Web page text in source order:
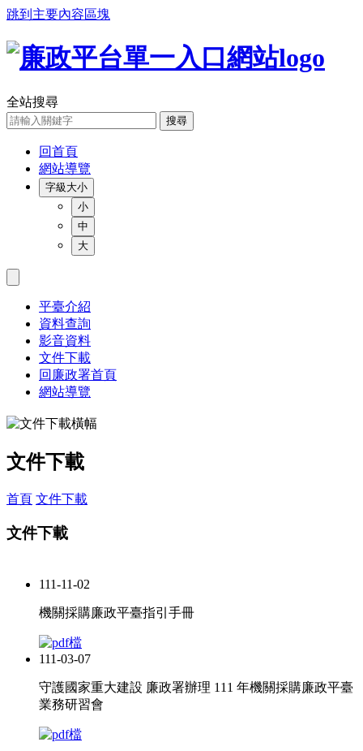
跳到主要內容區塊
全站搜尋
搜尋
回首頁
網站導覽
字級大小
小
中
大
平臺介紹
資料查詢
影音資料
文件下載
回廉政署首頁
網站導覽
文件下載
首頁 文件下載
文件下載
111-11-02
機關採購廉政平臺指引手冊
111-03-07
守護國家重大建設 廉政署辦理 111 年機關採購廉政平臺
業務研習會